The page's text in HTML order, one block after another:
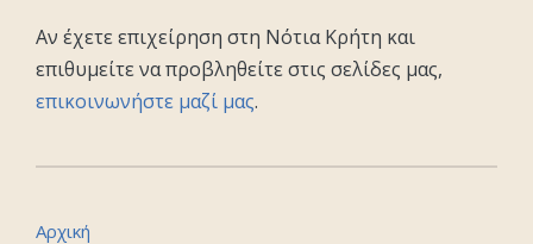
Αν έχετε επιχείρηση στη Νότια Κρήτη και
επιθυμείτε να προβληθείτε στις σελίδες μας,
επικοινωνήστε μαζί μας.
Αρχική